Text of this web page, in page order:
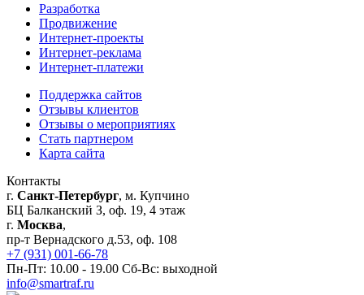
Разработка
Продвижение
Интернет-проекты
Интернет-реклама
Интернет-платежи
Поддержка сайтов
Отзывы клиентов
Отзывы о мероприятиях
Стать партнером
Карта сайта
Контакты
г. Санкт-Петербург, м. Купчино
БЦ Балканский З, оф. 19, 4 этаж
г. Москва,
пр-т Вернадского д.53, оф. 108
+7 (931) 001-66-78
Пн-Пт: 10.00 - 19.00 Сб-Вс: выходной
info@smartraf.ru